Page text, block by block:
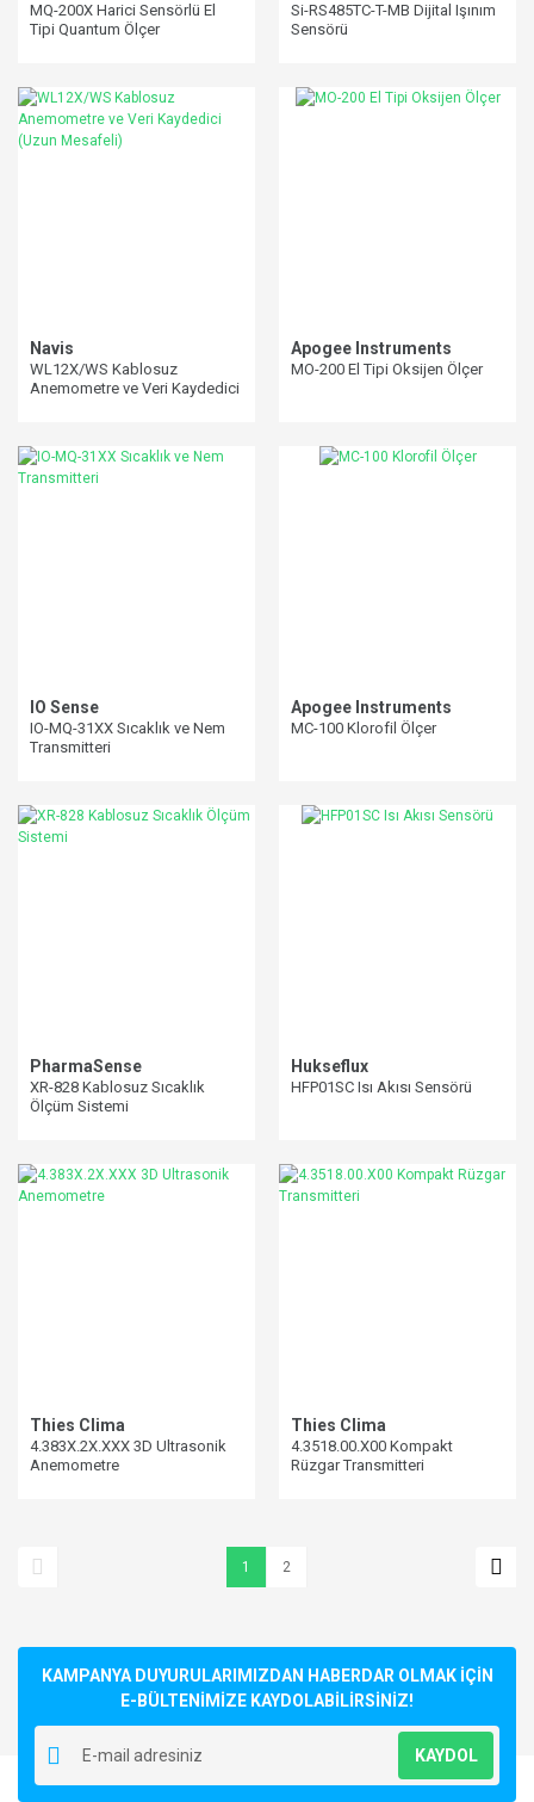
MQ-200X Harici Sensörlü El
Tipi Quantum Ölçer
Si-RS485TC-T-MB Dijital Işınım
Sensörü
Navis
WL12X/WS Kablosuz
Anemometre ve Veri Kaydedici
Apogee Instruments
MO-200 El Tipi Oksijen Ölçer
IO Sense
IO-MQ-31XX Sıcaklık ve Nem
Transmitteri
Apogee Instruments
MC-100 Klorofil Ölçer
PharmaSense
XR-828 Kablosuz Sıcaklık
Ölçüm Sistemi
Hukseflux
HFP01SC Isı Akısı Sensörü
Thies Clima
4.383X.2X.XXX 3D Ultrasonik
Anemometre
Thies Clima
4.3518.00.X00 Kompakt
Rüzgar Transmitteri
1 2
KAMPANYA DUYURULARIMIZDAN HABERDAR OLMAK İÇİN
E-BÜLTENİMİZE KAYDOLABİLİRSİNİZ!
KAYDOL